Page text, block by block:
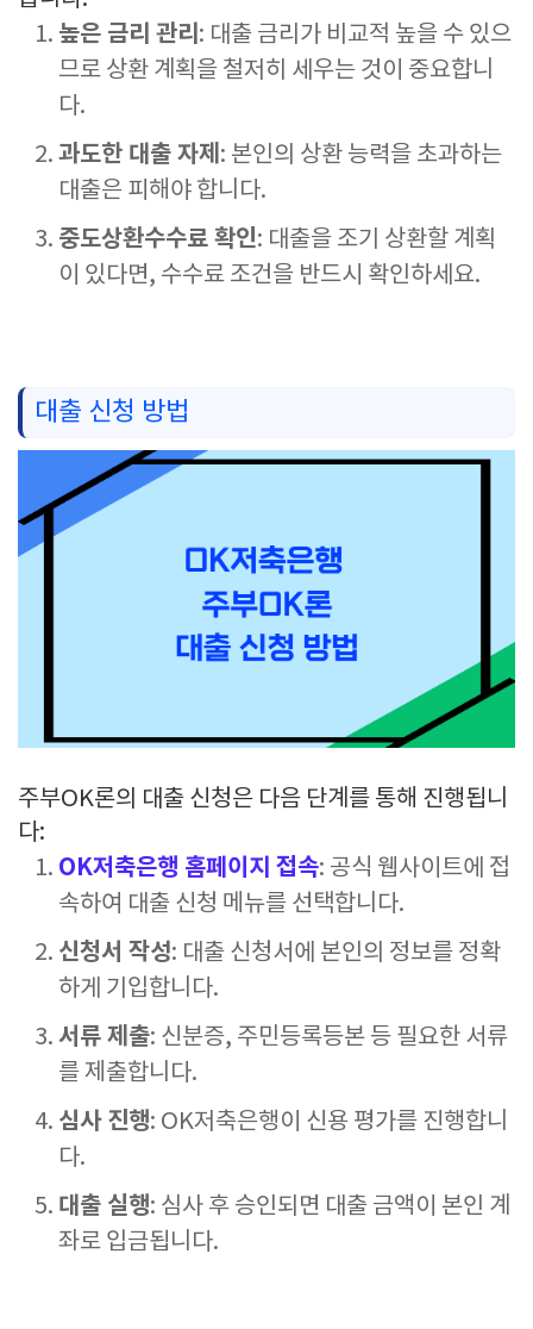
높은 금리 관리 : 대출 금리가 비교적 높을 수 있으
므로 상환 계획을 철저히 세우는 것이 중요합니
다.
과도한 대출 자제 : 본인의 상환 능력을 초과하는
대출은 피해야 합니다.
중도상환수수료 확인: 대출을 조기 상환할 계획
이 있다면, 수수료 조건을 반드시 확인하세요.
대출 신청 방법
주부OK론의 대출 신청은 다음 단계를 통해 진행됩니
다:
OK저축은행 홈페이지 접속: 공식 웹사이트에 접
속하여 대출 신청 메뉴를 선택합니다.
신청서 작성: 대출 신청서에 본인의 정보를 정확
하게 기입합니다.
서류 제출: 신분증, 주민등록등본 등 필요한 서류
를 제출합니다.
심사 진행: OK저축은행이 신용 평가를 진행합니
다.
대출 실행: 심사 후 승인되면 대출 금액이 본인 계
좌로 입금됩니다.